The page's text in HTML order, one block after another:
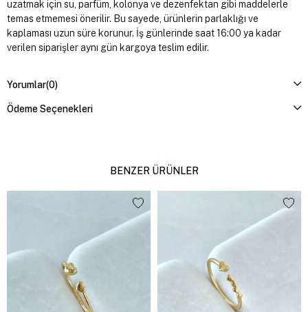
uzatmak için su, parfüm, kolonya ve dezenfektan gibi maddelerle
temas etmemesi önerilir. Bu sayede, ürünlerin parlaklığı ve
kaplaması uzun süre korunur. İş günlerinde saat 16:00 ya kadar
verilen siparişler aynı gün kargoya teslim edilir.
Yorumlar(0)
Ödeme Seçenekleri
BENZER ÜRÜNLER